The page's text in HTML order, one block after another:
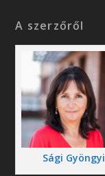
A szerzőről
Sági Gyöngyi